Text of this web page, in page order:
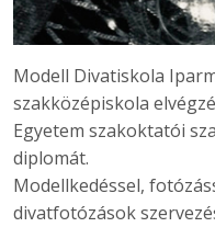
Modell Divatiskola
szakközépiskola
Egyetem szakoktatói
diplomát.
Modellkedéssel,
divatfotózások